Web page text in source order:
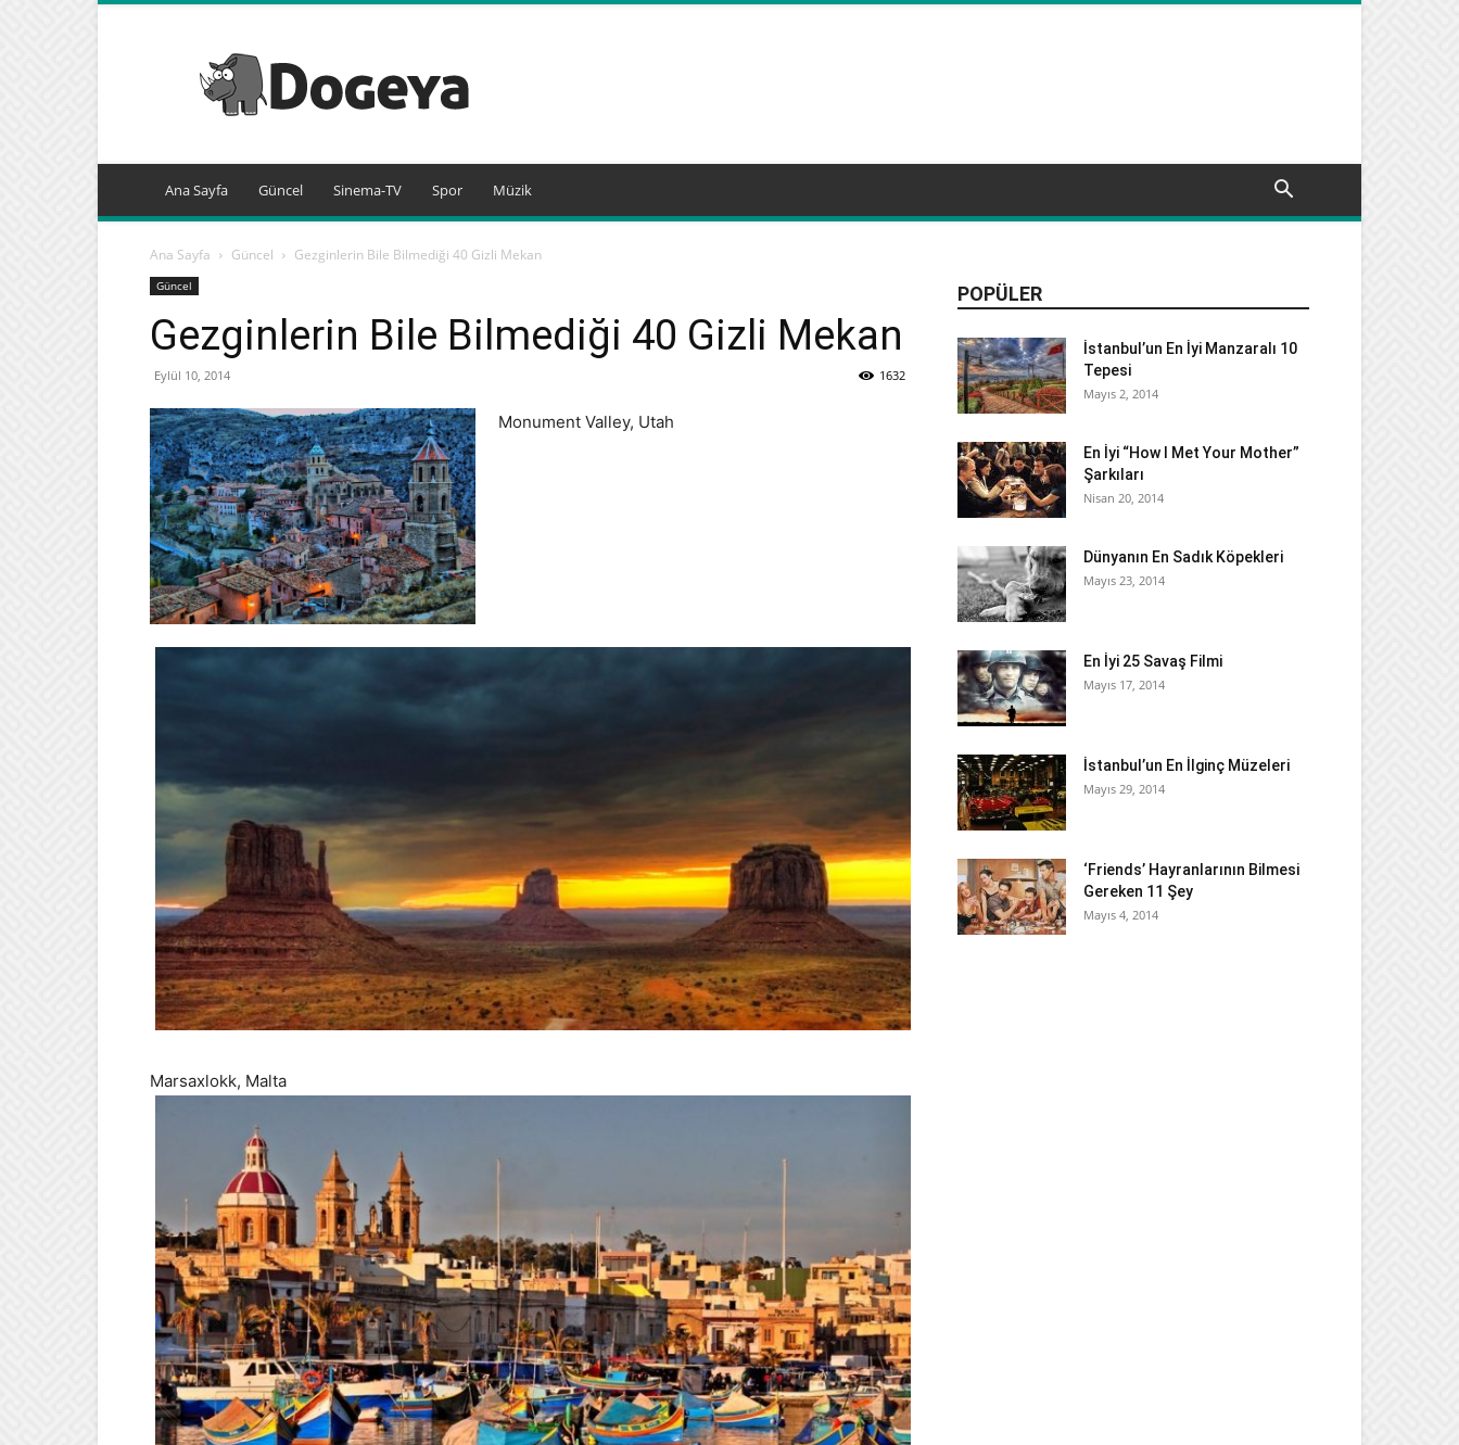
Ana Sayfa Güncel Sinema-TV Spor Müzik
Ana Sayfa Güncel Gezginlerin Bile Bilmediği 40 Gizli Mekan
Güncel
Gezginlerin Bile Bilmediği 40 Gizli Mekan
Eylül 10, 2014 1632
Monument Valley, Utah
Marsaxlokk, Malta
POPÜLER
İstanbul’un En İyi Manzaralı 10
Tepesi
Mayıs 2, 2014
En İyi “How I Met Your Mother”
Şarkıları
Nisan 20, 2014
Dünyanın En Sadık Köpekleri
Mayıs 23, 2014
En İyi 25 Savaş Filmi
Mayıs 17, 2014
İstanbul’un En İlginç Müzeleri
Mayıs 29, 2014
‘Friends’ Hayranlarının Bilmesi
Gereken 11 Şey
Mayıs 4, 2014